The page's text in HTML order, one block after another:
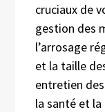
cruciaux de
gestion des
l’arrosage
et la taille
entretien
la santé et